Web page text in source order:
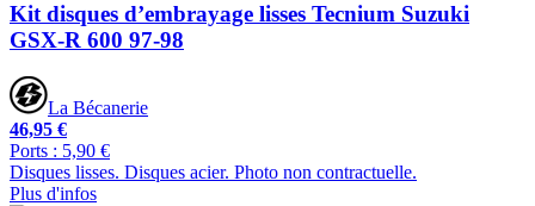
Kit disques d’embrayage lisses Tecnium Suzuki
GSX-R 600 97-98
La Bécanerie
46,95 €
Ports : 5,90 €
Disques lisses. Disques acier. Photo non contractuelle.
Plus d'infos